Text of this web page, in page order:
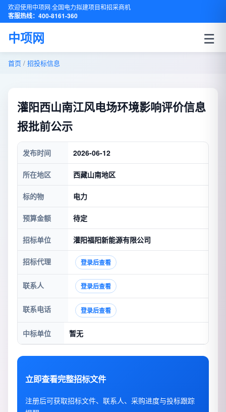
欢迎使用中项网·全国电力拟建项目和招采商机
客服热线：400-8161-360
中项网 ☰
首页 / 招投标信息
灌阳西山南江风电场环境影响评价信息
报批前公示
发布时间 2026-06-12
所在地区 西藏山南地区
标的物 电力
预算金额 待定
招标单位 灌阳福阳新能源有限公司
招标代理 登录后查看
联系人 登录后查看
联系电话 登录后查看
中标单位 暂无
立即查看完整招标文件
注册后可获取招标文件、联系人、采购进度与投标跟踪